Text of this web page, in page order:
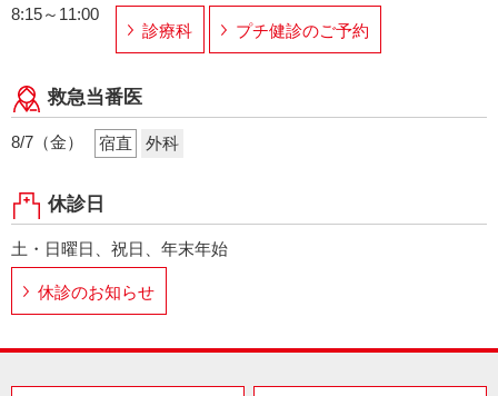
8:15～11:00
診療科
プチ健診のご予約
救急当番医
8/7（金） 宿直 外科
休診日
土・日曜日、祝日、年末年始
休診のお知らせ